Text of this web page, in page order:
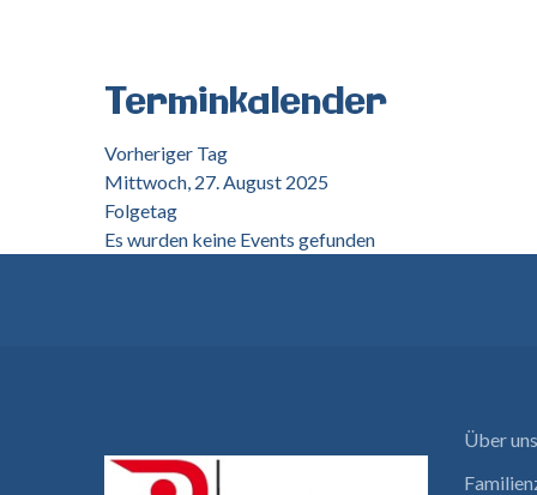
Terminkalender
Vorheriger Tag
Mittwoch, 27. August 2025
Folgetag
Es wurden keine Events gefunden
Über uns